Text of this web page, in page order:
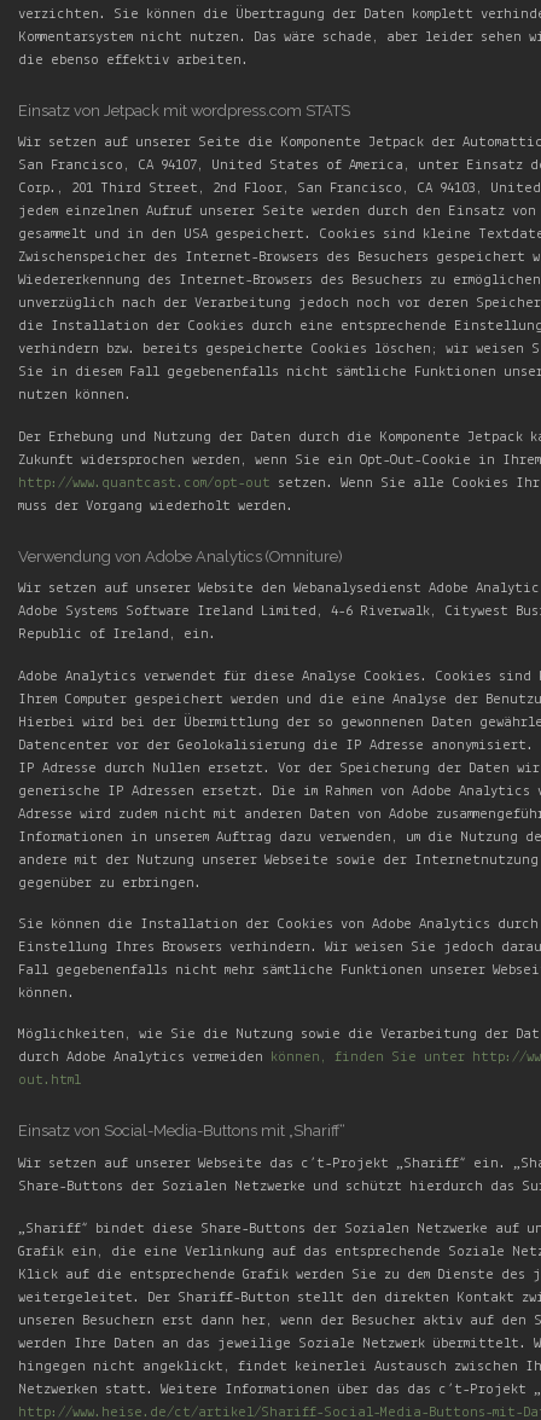
verzichten. Sie können die Übertragung der Daten komplett
Kommentarsystem nicht nutzen. Das wäre schade, aber leider
die ebenso effektiv arbeiten.
Einsatz von Jetpack mit wordpress.com STATS
Wir setzen auf unserer Seite die Komponente Jetpack der
San Francisco, CA 94107, United States of America, unter Einsatz
Corp., 201 Third Street, 2nd Floor, San Francisco, CA 94103,
jedem einzelnen Aufruf unserer Seite werden durch den Einsatz von
gesammelt und in den USA gespeichert. Cookies sind kleine
Zwischenspeicher des Internet-Browsers des Besuchers gespeichert
Wiedererkennung des Internet-Browsers des Besuchers zu
unverzüglich nach der Verarbeitung jedoch noch vor deren
die Installation der Cookies durch eine entsprechende
verhindern bzw. bereits gespeicherte Cookies löschen; wir weisen
Sie in diesem Fall gegebenenfalls nicht sämtliche Funktionen
nutzen können.
Der Erhebung und Nutzung der Daten durch die Komponente Jetpack
Zukunft widersprochen werden, wenn Sie ein Opt-Out-Cookie in
http://www.quantcast.com/opt-out setzen. Wenn Sie alle Cookies
muss der Vorgang wiederholt werden.
Verwendung von Adobe Analytics (Omniture)
Wir setzen auf unserer Website den Webanalysedienst Adobe
Adobe Systems Software Ireland Limited, 4-6 Riverwalk, Citywest
Republic of Ireland, ein.
Adobe Analytics verwendet für diese Analyse Cookies. Cookies
Ihrem Computer gespeichert werden und die eine Analyse der
Hierbei wird bei der Übermittlung der so gewonnenen Daten
Datencenter vor der Geolokalisierung die IP Adresse
IP Adresse durch Nullen ersetzt. Vor der Speicherung der Daten
generische IP Adressen ersetzt. Die im Rahmen von Adobe
Adresse wird zudem nicht mit anderen Daten von Adobe
Informationen in unserem Auftrag dazu verwenden, um die Nutzung
andere mit der Nutzung unserer Webseite sowie der Internetnutzung
gegenüber zu erbringen.
Sie können die Installation der Cookies von Adobe Analytics durch
Einstellung Ihres Browsers verhindern. Wir weisen Sie jedoch
Fall gegebenenfalls nicht mehr sämtliche Funktionen unserer
können.
Möglichkeiten, wie Sie die Nutzung sowie die Verarbeitung der
durch Adobe Analytics vermeiden
können, finden Sie unter http://
out.html
Einsatz von Social-Media-Buttons mit „Shariff“
Wir setzen auf unserer Webseite das c’t-Projekt „Shariff“ ein.
Share-Buttons der Sozialen Netzwerke und schützt hierdurch das
„Shariff“ bindet diese Share-Buttons der Sozialen Netzwerke auf
Grafik ein, die eine Verlinkung auf das entsprechende Soziale
Klick auf die entsprechende Grafik werden Sie zu dem Dienste des
weitergeleitet. Der Shariff-Button stellt den direkten Kontakt
unseren Besuchern erst dann her, wenn der Besucher aktiv auf
werden Ihre Daten an das jeweilige Soziale Netzwerk übermittelt.
hingegen nicht angeklickt, findet keinerlei Austausch zwischen
Netzwerken statt. Weitere Informationen über das das c’t-
http://www.heise.de/ct/artikel/Shariff-Social-Media-Buttons-mit-